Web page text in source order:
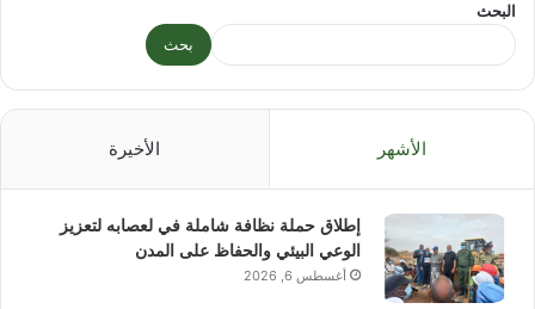
البحث
بحث
الأشهر الأخيرة
إطلاق حملة نظافة شاملة في لعصابه لتعزيز
الوعي البيئي والحفاظ على المدن
أغسطس 6, 2026